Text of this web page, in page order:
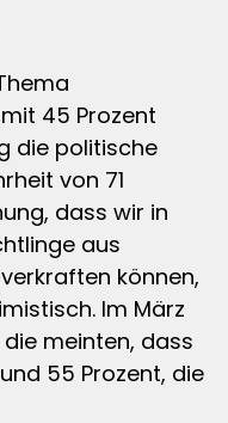
45 Prozent
die politische
von 71
dass wir in
aus
können,
Im März
meinten, dass
55 Prozent, die